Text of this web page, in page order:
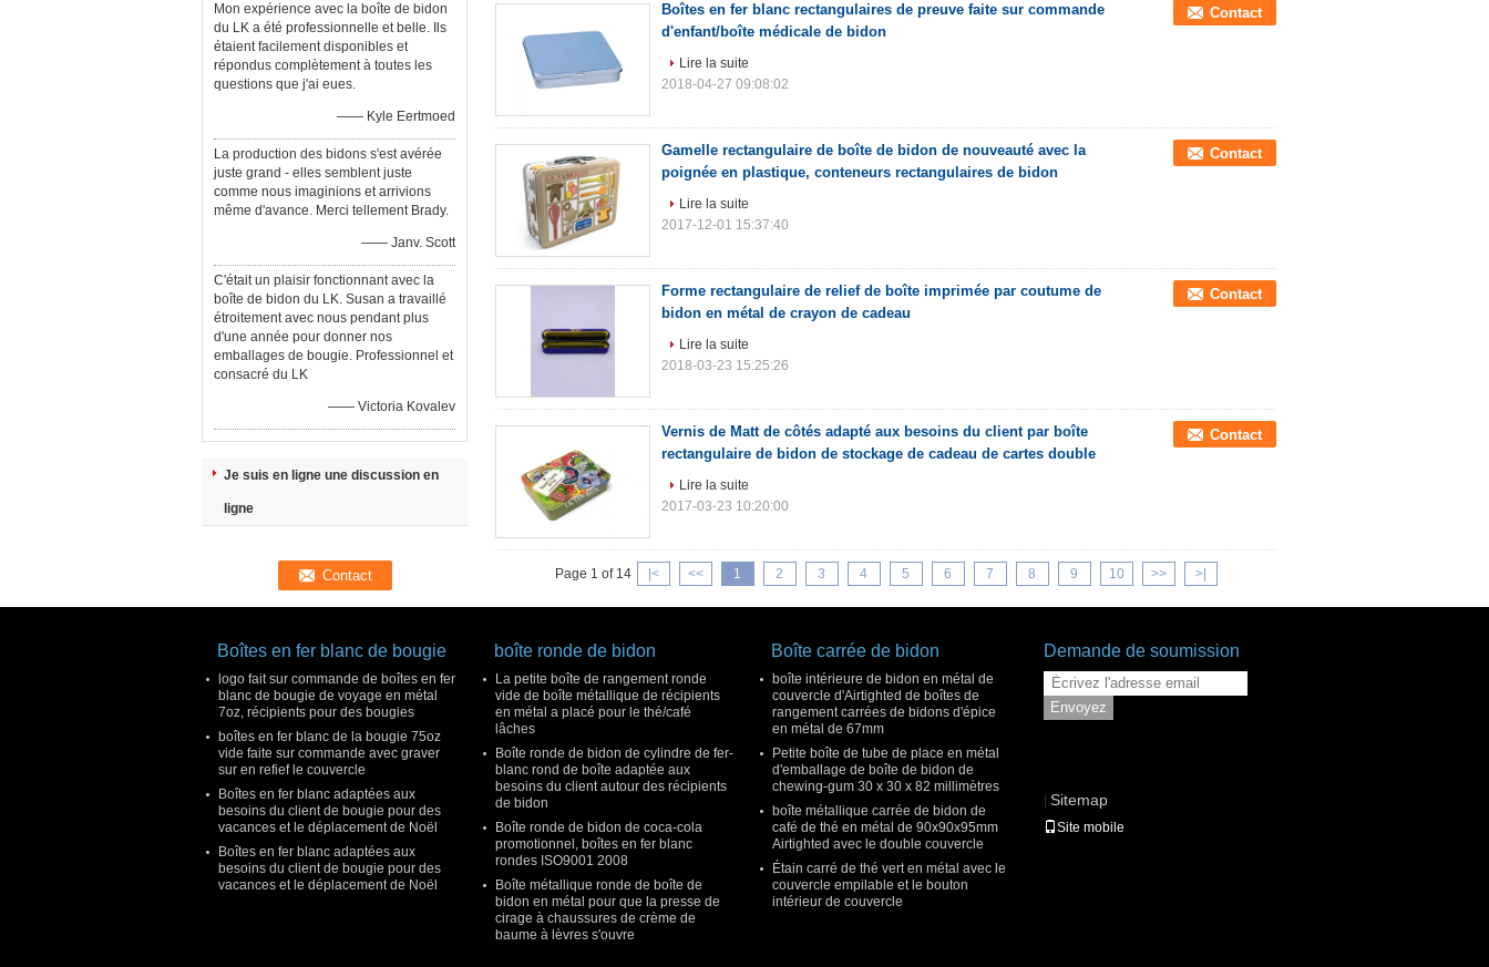
Mon expérience avec la boîte de bidon
du LK a été professionnelle et belle. Ils
étaient facilement disponibles et
répondus complètement à toutes les
questions que j'ai eues.
—— Kyle Eertmoed
La production des bidons s'est avérée
juste grand - elles semblent juste
comme nous imaginions et arrivions
même d'avance. Merci tellement Brady.
—— Janv. Scott
C'était un plaisir fonctionnant avec la
boîte de bidon du LK. Susan a travaillé
étroitement avec nous pendant plus
d'une année pour donner nos
emballages de bougie. Professionnel et
consacré du LK
—— Victoria Kovalev
Je suis en ligne une discussion en
ligne
Boîtes en fer blanc rectangulaires de preuve faite sur commande
d'enfant/boîte médicale de bidon
Contact
Lire la suite
2018-04-27 09:08:02
Gamelle rectangulaire de boîte de bidon de nouveauté avec la
poignée en plastique, conteneurs rectangulaires de bidon
Contact
Lire la suite
2017-12-01 15:37:40
Forme rectangulaire de relief de boîte imprimée par coutume de
bidon en métal de crayon de cadeau
Contact
Lire la suite
2018-03-23 15:25:26
Vernis de Matt de côtés adapté aux besoins du client par boîte
rectangulaire de bidon de stockage de cadeau de cartes double
Contact
Lire la suite
2017-03-23 10:20:00
Page 1 of 14 |< << 1 2 3 4 5 6 7 8 9 10 >> >|
Boîtes en fer blanc de bougie
logo fait sur commande de boîtes en fer
blanc de bougie de voyage en métal
7oz, récipients pour des bougies
boîtes en fer blanc de la bougie 75oz
vide faite sur commande avec graver
sur en refief le couvercle
Boîtes en fer blanc adaptées aux
besoins du client de bougie pour des
vacances et le déplacement de Noël
Boîtes en fer blanc adaptées aux
besoins du client de bougie pour des
vacances et le déplacement de Noël
boîte ronde de bidon
La petite boîte de rangement ronde
vide de boîte métallique de récipients
en métal a placé pour le thé/café
lâches
Boîte ronde de bidon de cylindre de fer-
blanc rond de boîte adaptée aux
besoins du client autour des récipients
de bidon
Boîte ronde de bidon de coca-cola
promotionnel, boîtes en fer blanc
rondes ISO9001 2008
Boîte métallique ronde de boîte de
bidon en métal pour que la presse de
cirage à chaussures de crème de
baume à lèvres s'ouvre
Boîte carrée de bidon
boîte intérieure de bidon en métal de
couvercle d'Airtighted de boîtes de
rangement carrées de bidons d'épice
en métal de 67mm
Petite boîte de tube de place en métal
d'emballage de boîte de bidon de
chewing-gum 30 x 30 x 82 millimètres
boîte métallique carrée de bidon de
café de thé en métal de 90x90x95mm
Airtighted avec le double couvercle
Étain carré de thé vert en métal avec le
couvercle empilable et le bouton
intérieur de couvercle
Demande de soumission
Envoyez
| Sitemap
Site mobile